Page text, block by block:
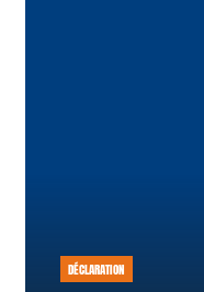
DÉCLARATION